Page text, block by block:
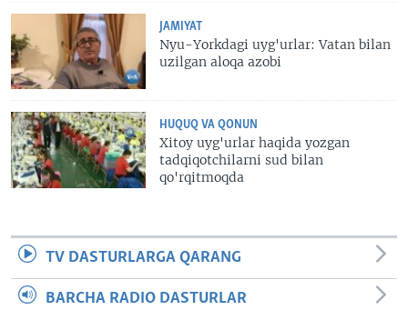
JAMIYAT
Nyu-Yorkdagi uyg'urlar: Vatan bilan
uzilgan aloqa azobi
HUQUQ VA QONUN
Xitoy uyg'urlar haqida yozgan
tadqiqotchilarni sud bilan
qo'rqitmoqda
TV DASTURLARGA QARANG
BARCHA RADIO DASTURLAR